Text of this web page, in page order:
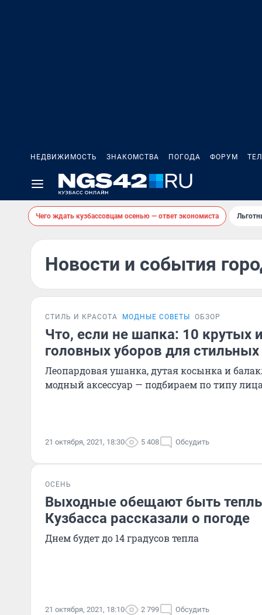
НЕДВИЖИМОСТЬ ЗНАКОМСТВА ПОГОДА ФОРУМ
Чего ждать кузбассовцам осенью — ответ экономиста
Новости и события
СТИЛЬ И КРАСОТА МОДНЫЕ СОВЕТЫ ОБЗОР
Что, если не шапка: 10 крутых
головных уборов для
Леопардовая ушанка, дутая косынка и
модный аксессуар — подбираем по типу
21 октября, 2021, 18:30 5 408 Обсудить
ОСЕНЬ
Выходные обещают быть
Кузбасса рассказали о погоде
Днем будет до 14 градусов тепла
21 октября, 2021, 18:10 2 799 Обсудить